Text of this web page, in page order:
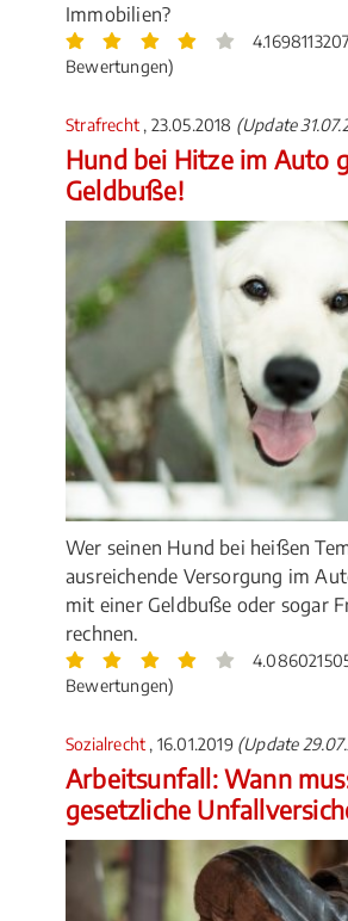
Immobilien?
Bewertungen)
Strafrecht , 23.05.2018 (Update
Hund bei Hitze im Auto
Geldbuße!
Wer seinen Hund bei heißen
ausreichende Versorgung im
mit einer Geldbuße oder sogar
rechnen.
Bewertungen)
Sozialrecht , 16.01.2019 (Update
Arbeitsunfall: Wann
gesetzliche